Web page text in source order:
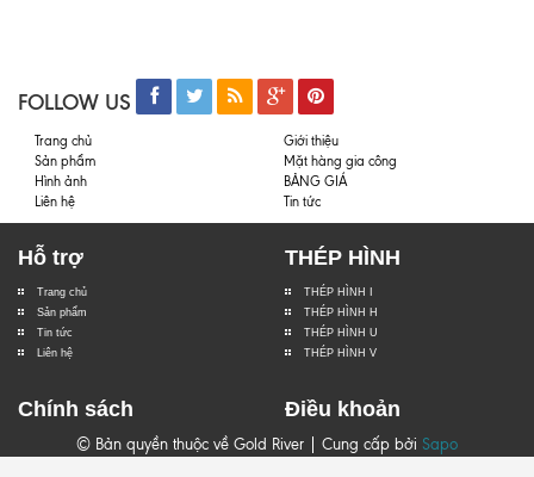
FOLLOW US
Trang chủ
Giới thiệu
Sản phẩm
Mặt hàng gia công
Hình ảnh
BẢNG GIÁ
Liên hệ
Tin tức
Hỗ trợ
Trang chủ
Sản phẩm
Tin tức
Liên hệ
THÉP HÌNH
THÉP HÌNH I
THÉP HÌNH H
THÉP HÌNH U
THÉP HÌNH V
Chính sách Điều khoản
© Bản quyền thuộc về Gold River | Cung cấp bởi Sapo